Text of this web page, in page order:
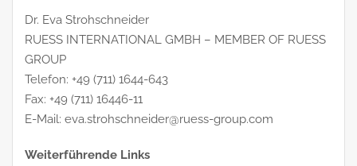
Dr. Eva Strohschneider
RUESS INTERNATIONAL GMBH – MEMBER OF RUESS
GROUP
Telefon: +49 (711) 1644-643
Fax: +49 (711) 16446-11
E-Mail: eva.strohschneider@ruess-group.com
Weiterführende Links